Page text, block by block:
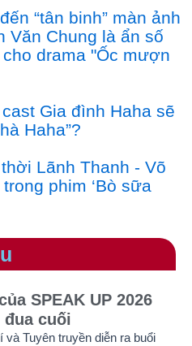
“tân binh” màn ảnh
Văn Chung là ẩn số
drama "Ốc mượn
Gia đình Haha sẽ
Haha”?
Lãnh Thanh - Võ
phim ‘Bò sữa
SPEAK UP 2026
đua cuối
Tuyên truyền diễn ra buổi